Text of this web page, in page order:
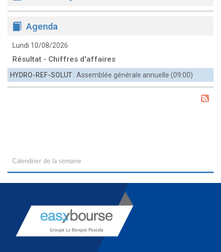
Agenda
Lundi 10/08/2026
Résultat - Chiffres d'affaires
HYDRO-REF-SOLUT : Assemblée générale annuelle (09:00)
Calendrier de la semaine